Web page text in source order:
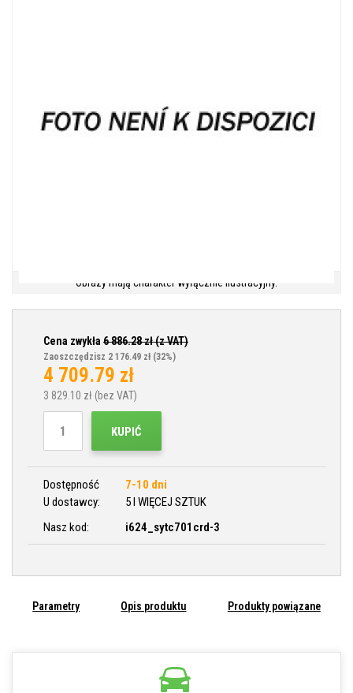
Obrazy mają charakter wyłącznie ilustracyjny.
Cena zwykła 6 886.28zł (z VAT)
Zaoszczędzisz 2 176.49 zł (32%)
4 709.79 zł
3 829.10 zł (bez VAT)
KUPIĆ
Dostępność
7-10 dni
U dostawcy:
5 I WIĘCEJ SZTUK
Nasz kod:
i624_sytc701crd-3
Parametry Opis produktu Produkty powiązane